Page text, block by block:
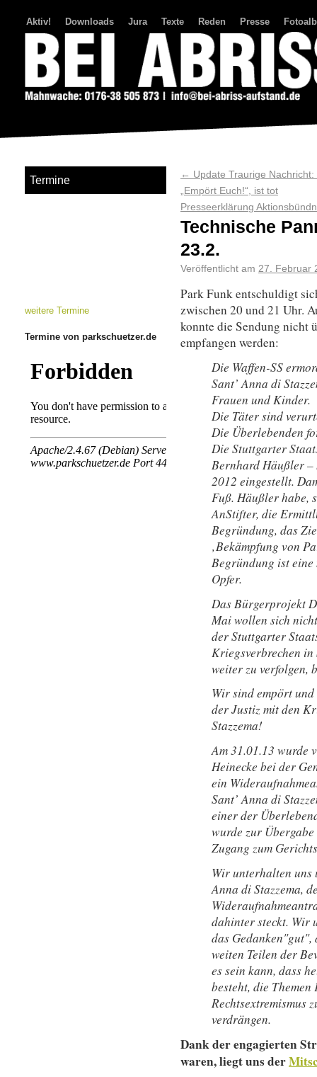
Aktiv! Downloads Jura Texte Reden Presse
← Update Traurige
„Empört Euch!“, ist tot
Presseerklärung
Technische
23.2.
Veröffentlicht am 27. Februar
Park Funk entschuldigt
zwischen 20 und 21 Uhr.
konnte die Sendung nicht
empfangen werden:
Die Waffen-SS
Sant’ Anna di
Frauen und Kinder.
Die Täter sind
Die Überlebenden
Die Stuttgarter
Bernhard Häußler –
2012 eingestellt.
Fuß. Häußler habe,
AnStifter, die
Begründung, das
‚Bekämpfung von
Begründung ist
Opfer.
Das Bürgerprojekt
Mai wollen sich
der Stuttgarter
Kriegsverbrechen in
weiter zu verfolgen,
Wir sind empört und
der Justiz mit den
Stazzema!
Am 31.01.13 wurde
Heinecke bei der
ein
Sant’ Anna di
einer der
wurde zur
Zugang zum
Wir unterhalten uns
Anna di Stazzema,
dahinter steckt. Wir
das Gedanken"gut",
weiten Teilen der
es sein kann, dass
besteht, die Themen
Rechtsextremismus
verdrängen.
Dank der engagierten
waren, liegt uns der
Termine
weitere Termine
Termine von parkschuetzer.de